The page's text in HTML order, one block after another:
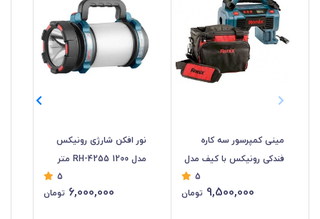
مینی کمپرسور سه کاره
فندکی رونیکس با کیف مدل
5
9,500,000 تومان
نور افکن شارژی رونیکس
مدل RH-4255 1200 متر
5
6,000,000 تومان